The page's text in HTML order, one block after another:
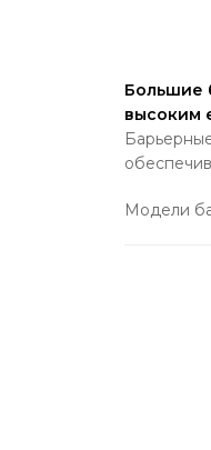
Большие
высоким
Модели